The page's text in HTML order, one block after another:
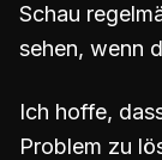
Schau
sehen, wenn
Ich hoffe,
Problem zu